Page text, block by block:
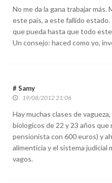
No me da la gana trabajar
este país, a este fallido
que pueda hasta que todo
Un consejo: haced como yo,
# Samy
19/08/2012 21:06
Hay muchas clases de
biologicos de 22 y 23 años que
pensionista con 600 euros) y
alimenticia y el sistema judicial
vagos.